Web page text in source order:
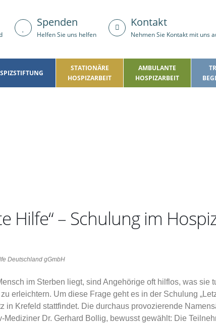
Spenden
Helfen Sie uns helfen
Kontakt
Nehmen Sie Kontakt mit uns
STATIONÄRE
HOSPIZARBEIT
AMBULANTE
HOSPIZARBEIT
Hilfe“ – Schulung im
Deutschland gGmbH
im Sterben liegt, sind Angehörige oft hilflos, was sie
erleichtern. Um diese Frage geht es in der Schulung
in Krefeld stattfindet. Die durchaus provozierende
Mediziner Dr. Gerhard Bollig, bewusst gewählt: Die